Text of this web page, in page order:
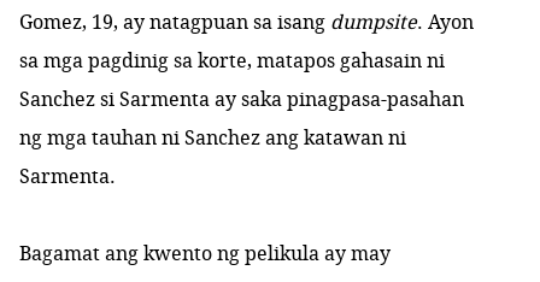
Gomez, 19, ay natagpuan sa isang dumpsite. Ayon
sa mga pagdinig sa korte, matapos gahasain ni
Sanchez si Sarmenta aysaka pinagpasa-pasahan
ng mga tauhan ni Sanchez ang katawan ni
Sarmenta.
Bagamat ang kwento ng pelikula ay may